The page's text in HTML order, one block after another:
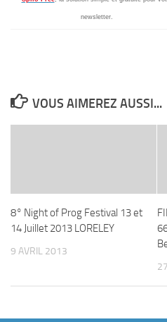
newsletter.
VOUS AIMEREZ AUSSI...
8° Night of Prog Festival 13 et
14 Juillet 2013 LORELEY
9 AVRIL 2013